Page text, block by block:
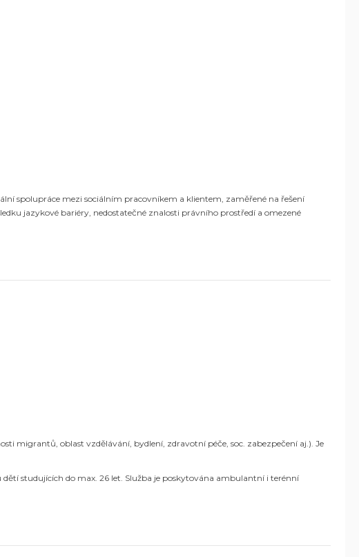
spolupráce mezi sociálním pracovníkem a klientem, zaměřené na řešení
jazykové bariéry, nedostatečné znalosti právního prostředí a omezené
migrantů, oblast vzdělávání, bydlení, zdravotní péče, soc. zabezpečení aj.). Je
studujících do max. 26 let. Služba je poskytována ambulantní i terénní